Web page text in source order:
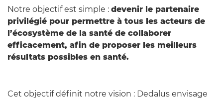
Notre objectif est simple : devenir le partenaire
privilégié pour permettre à tous les acteurs de
l’écosystème de la santé de collaborer
efficacement, afin de proposer les meilleurs
résultats possibles en santé.
Cet objectif définit notre vision : Dedalus envisage